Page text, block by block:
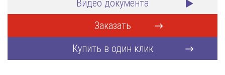
Видео документа
Заказать
Купить в один клик